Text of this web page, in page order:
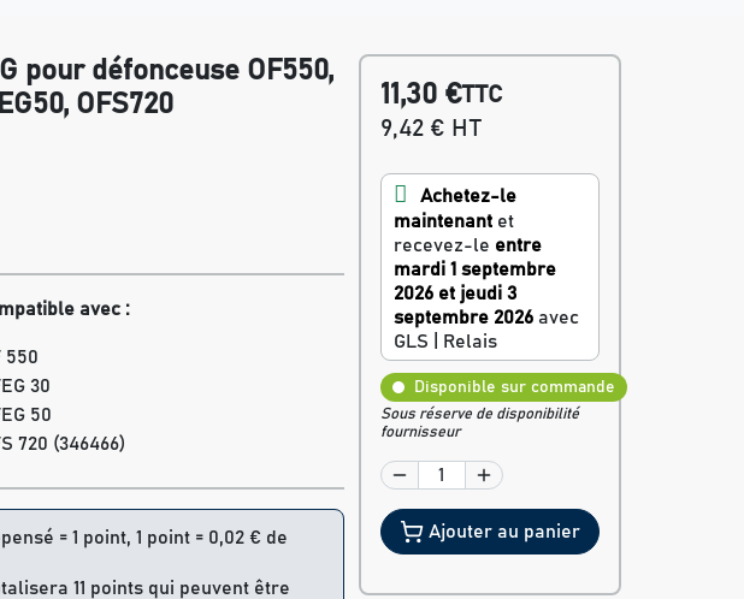
pour défonceuse OF550,
OFS720
avec :
550
30
50
720 (346466)
= 1 point, 1 point = 0,02 € de
11 points qui peuvent être
11,30 €TTC
9,42 € HT
Achetez-le
maintenantet
recevez-le entre
mardi 1 septembre
2026 et jeudi 3
septembre 2026 avec
GLS | Relais
Disponible sur commande
Sous réserve de disponibilité
fournisseur
Ajouter au panier